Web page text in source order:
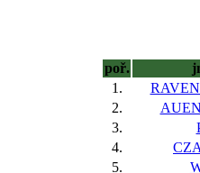
poř.
1.
2.
3.
4.
5.